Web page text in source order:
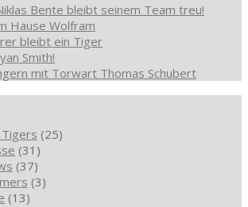
Bente bleibt seinem Team treu!
Hause Wolfram
bleibt ein Tiger
Smith!
mit Torwart Thomas Schubert
Tigers (25)
(31)
(37)
(3)
(13)